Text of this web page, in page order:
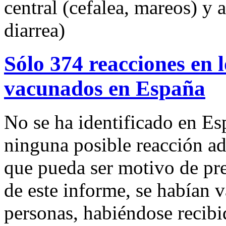
central (cefalea, mareos) y
diarrea)
Sólo 374 reacciones en
vacunados en España
No se ha identificado en
ninguna posible reacción
que pueda ser motivo de
de este informe, se habían
personas, habiéndose